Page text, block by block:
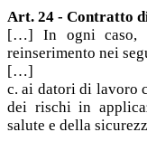
Art. 24 - Contratto
[…] In ogni caso,
reinserimento nei
[…]
c. ai datori di lavoro
dei rischi in
salute e della